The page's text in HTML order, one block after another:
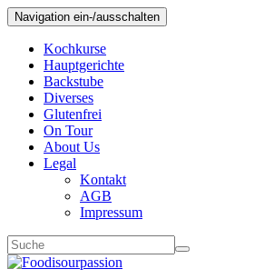
Navigation ein-/ausschalten
Kochkurse
Hauptgerichte
Backstube
Diverses
Glutenfrei
On Tour
About Us
Legal
Kontakt
AGB
Impressum